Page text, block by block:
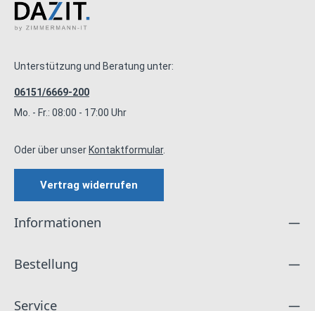
Unterstützung und Beratung unter:
06151/6669-200
Mo. - Fr.: 08:00 - 17:00 Uhr
Oder über unserKontaktformular.
Vertrag widerrufen
Informationen
Bestellung
Service